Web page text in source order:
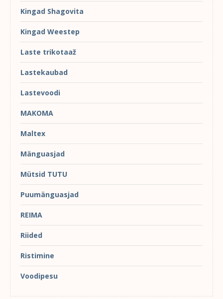
Kingad Shagovita
Kingad Weestep
Laste trikotaaž
Lastekaubad
Lastevoodi
MAKOMA
Maltex
Mänguasjad
Mütsid TUTU
Puumänguasjad
REIMA
Riided
Ristimine
Voodipesu